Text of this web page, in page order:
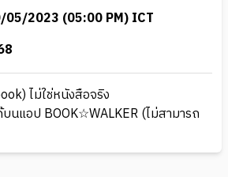
05/2023 (05:00 PM) ICT
ไม่ใช่หนังสือจริง
นแอป BOOK☆WALKER (ไม่สามารถ